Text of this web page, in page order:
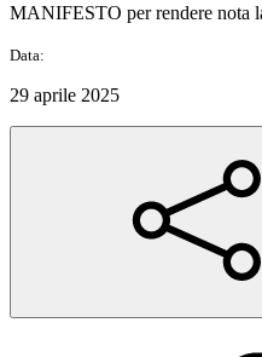
MANIFESTO per rendere nota
Data:
29 aprile 2025